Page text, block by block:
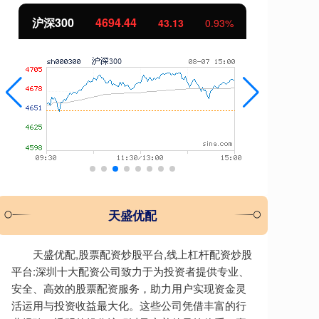
北证50 1134.24 11.37 1.01%
天盛优配
天盛优配,股票配资炒股平台,线上杠杆配资炒股
平台:深圳十大配资公司致力于为投资者提供专业、
安全、高效的股票配资服务，助力用户实现资金灵
活运用与投资收益最大化。这些公司凭借丰富的行